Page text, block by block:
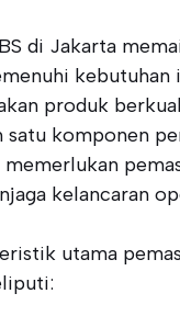
di Jakarta
kebutuhan
produk
satu komponen
kelancaran
utama